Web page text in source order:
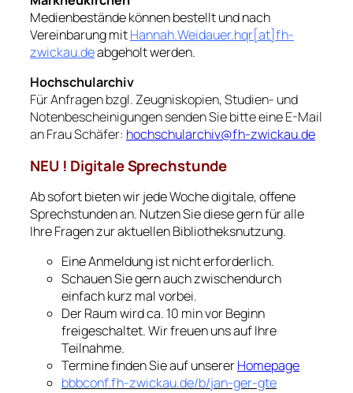
Medienbestände können bestellt und nach
Vereinbarung mitHannah.Weidauer.hqr[at]fh-
zwickau.deabgeholt werden.
Hochschularchiv
Für Anfragen bzgl. Zeugniskopien, Studien- und
Notenbescheinigungen senden Sie bitte eine E-Mail
an Frau Schäfer: hochschularchiv@fh-zwickau.de
NEU ! Digitale Sprechstunde
Ab sofort bieten wir jede Woche digitale, offene
Sprechstunden an. Nutzen Sie diese gern für alle
Ihre Fragen zur aktuellen Bibliotheksnutzung.
Eine Anmeldung ist nicht erforderlich.
Schauen Sie gern auch zwischendurch
einfach kurz mal vorbei.
Der Raum wird ca. 10 min vor Beginn
freigeschaltet. Wir freuen uns auf Ihre
Teilnahme.
Termine finden Sie auf unsererHomepage
bbbconf.fh-zwickau.de/b/jan-ger-gte